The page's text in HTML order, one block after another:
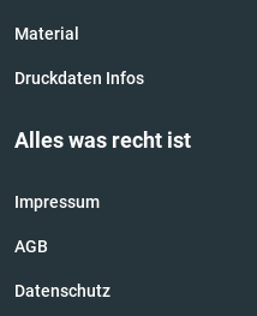
Material
Druckdaten Infos
Alles was recht ist
Impressum
AGB
Datenschutz